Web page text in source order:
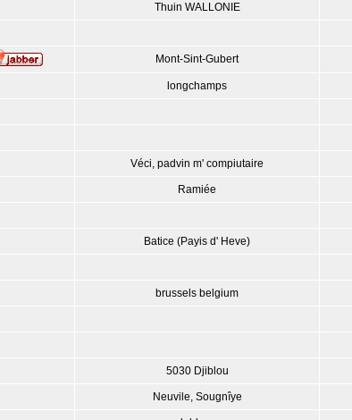
Thuin WALLONIE
Mont-Sint-Gubert
longchamps
Véci, padvin m' compiutaire
Ramiée
Batice (Payis d' Heve)
brussels belgium
5030 Djiblou
Neuvile, Sougnîye